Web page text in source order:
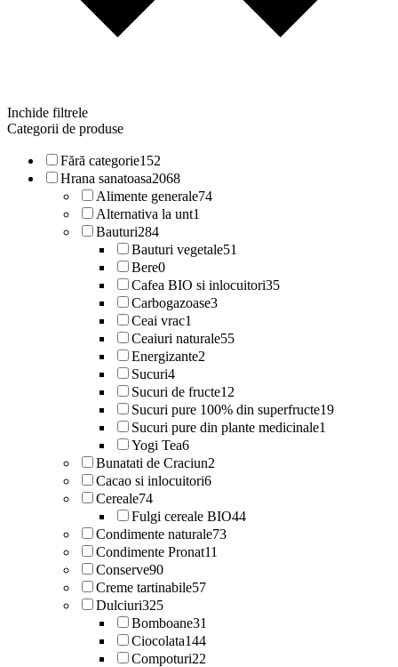
Inchide filtrele
Categorii de produse
Fără categorie152
Hrana sanatoasa2068
Alimente generale74
Alternativa la unt1
Bauturi284
Bauturi vegetale51
Bere0
Cafea BIO si inlocuitori35
Carbogazoase3
Ceai vrac1
Ceaiuri naturale55
Energizante2
Sucuri4
Sucuri de fructe12
Sucuri pure 100% din superfructe19
Sucuri pure din plante medicinale1
Yogi Tea6
Bunatati de Craciun2
Cacao si inlocuitori6
Cereale74
Fulgi cereale BIO44
Condimente naturale73
Condimente Pronat11
Conserve90
Creme tartinabile57
Dulciuri325
Bomboane31
Ciocolata144
Compoturi22